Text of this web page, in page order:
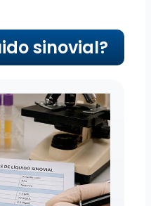
sinovial?